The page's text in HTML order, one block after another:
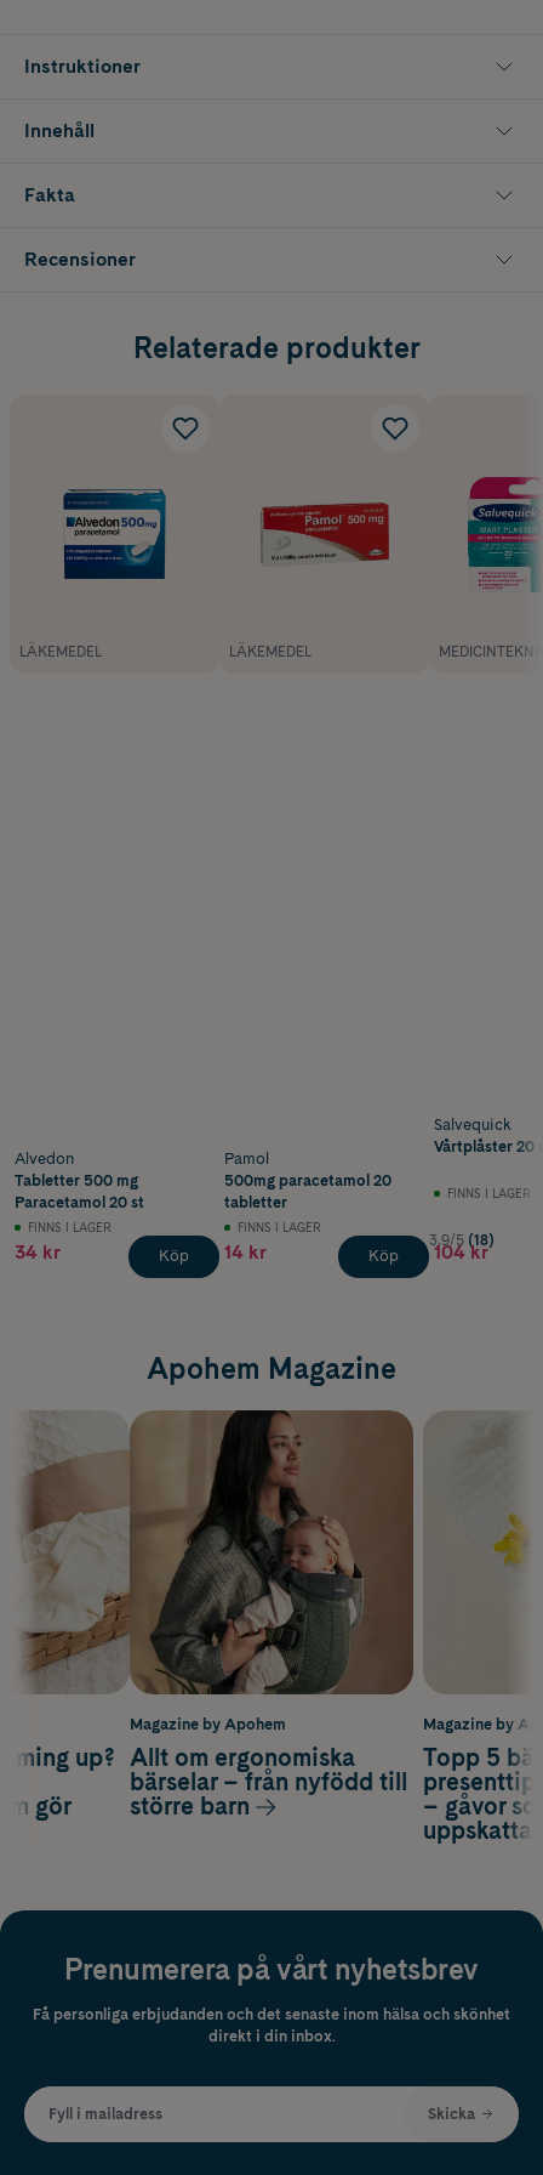
Instruktioner
Innehåll
Fakta
Recensioner
Relaterade produkter
LÄKEMEDEL
Alvedon
Tabletter 500 mg
Paracetamol 20 st
FINNS I LAGER
34 kr Köp
LÄKEMEDEL
Pamol
500mg paracetamol 20
tabletter
FINNS I LAGER
14 kr Köp
Salvequick
Vårtplåster 20
FINNS I LAGER
3.9/5 (18)
104 kr
Apohem Magazine
Magazine by
Topp 5
– gåvor
up?
gör
Magazine by Apohem
Allt om ergonomiska
bärselar – från nyfödd till
större barn
Prenumerera på vårt nyhetsbrev
Få personliga erbjudanden och det senaste inom hälsa och skönhet
direkt i din inbox.
Fyll i mailadress Skicka